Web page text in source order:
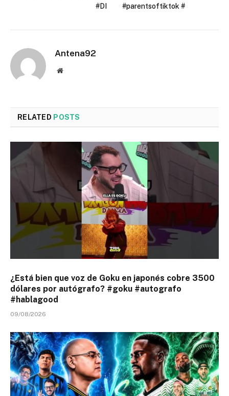
#DI
#parentsoftiktok #
Antena92
Website
RELATED POSTS
¿Está bien que voz de Goku en japonés cobre 3500
dólares por autógrafo? #goku #autografo
#hablagood
09/08/2026